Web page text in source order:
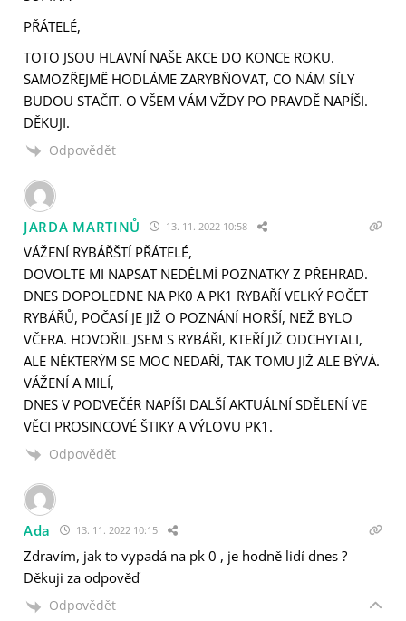
PŘÁTELÉ,
TOTO JSOU HLAVNÍ NAŠE AKCE DO KONCE ROKU.
SAMOZŘEJMĚ HODLÁME ZARYBŇOVAT, CO NÁM SÍLY
BUDOU STAČIT. O VŠEM VÁM VŽDY PO PRAVDĚ NAPÍŠI.
DĚKUJI.
Odpovědět
JARDA MARTINŮ 13. 11. 2022 10:58
VÁŽENÍ RYBÁŘŠTÍ PŘÁTELÉ,
DOVOLTE MI NAPSAT NEDĚLMÍ POZNATKY Z PŘEHRAD.
DNES DOPOLEDNE NA PK0 A PK1 RYBAŘÍ VELKÝ POČET
RYBÁŘŮ, POČASÍ JE JIŽ O POZNÁNÍ HORŠÍ, NEŽ BYLO
VČERA. HOVOŘIL JSEM S RYBÁŘI, KTEŘÍ JIŽ ODCHYTALI,
ALE NĚKTERÝM SE MOC NEDAŘÍ, TAK TOMU JIŽ ALE BÝVÁ.
VÁŽENÍ A MILÍ,
DNES V PODVEČÉR NAPÍŠI DALŠÍ AKTUÁLNÍ SDĚLENÍ VE
VĚCI PROSINCOVÉ ŠTIKY A VÝLOVU PK1.
Odpovědět
Ada 13. 11. 2022 10:15
Zdravím, jak to vypadá na pk 0 , je hodně lidí dnes ?
Děkuji za odpověď
Odpovědět